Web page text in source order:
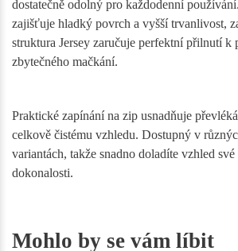
dostatečně odolný pro každodenní
zajišťuje hladký povrch a vyšší trvanlivost,
struktura Jersey zaručuje perfektní přilnutí k
zbytečného mačkání.
Praktické zapínání na zip usnadňuje
celkově čistému vzhledu. Dostupný v
variantách, takže snadno doladíte vzhled
dokonalosti.
Mohlo by se vám líbit